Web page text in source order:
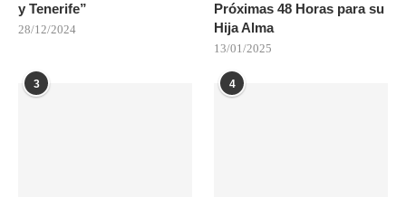
y Tenerife”
28/12/2024
Próximas 48 Horas para su
Hija Alma
13/01/2025
3 4